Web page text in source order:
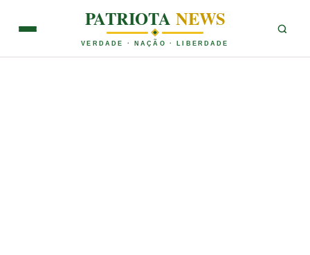
PATRIOTANEWS
VERDADE · NAÇÃO · LIBERDADE